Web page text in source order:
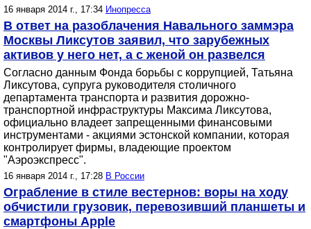
16 января 2014 г., 17:34 Инопресса
В ответ на разоблачения Навального заммэра
Москвы Ликсутов заявил, что зарубежных
активов у него нет, а с женой он развелся
Согласно данным Фонда борьбы с коррупцией, Татьяна
Ликсутова, супруга руководителя столичного
департамента транспорта и развития дорожно-
транспортной инфраструктуры Максима Ликсутова,
официально владеет запрещенными финансовыми
инструментами - акциями эстонской компании, которая
контролирует фирмы, владеющие проектом
"Аэроэкспресс".
16 января 2014 г., 17:28 В России
Ограбление в стиле вестернов: воры на ходу
обчистили грузовик, перевозивший планшеты и
смартфоны Apple